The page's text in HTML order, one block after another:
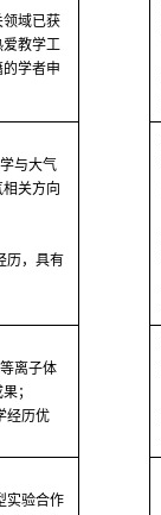
领域已获
爱教学工
学者申
与大气
关方向
历，具有
离子体
；
经历优
实验合作